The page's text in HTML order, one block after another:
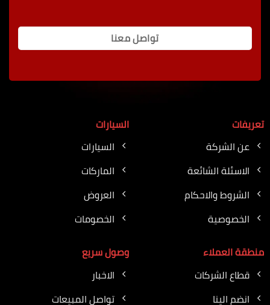
تواصل معنا
تعريفات
عن الشركة
الاسئلة الشائعة
الشروط والاحكام
الخصوصية
السيارات
السيارات
الماركات
العروض
الخصومات
منطقة العملاء
قطاع الشركات
انضم الينا
وصول سريع
الاخبار
تواصل المبيعات